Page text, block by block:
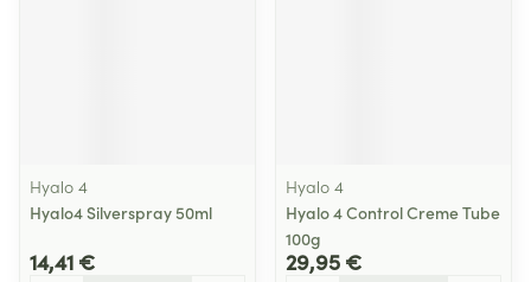
Hyalo 4
Hyalo4 Silverspray 50ml
14,41 €
Hyalo 4
Hyalo 4 Control Creme Tube
100g
29,95 €